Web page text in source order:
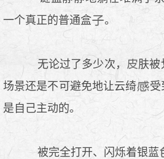
一个真正的普通盒
。
无论过了多少次， 肤被
场景还是不可避免地让云绮
受
是自己主动的。
被完全打开、闪烁着银蓝